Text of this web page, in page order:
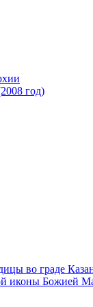
год)
во граде
иконы Божией